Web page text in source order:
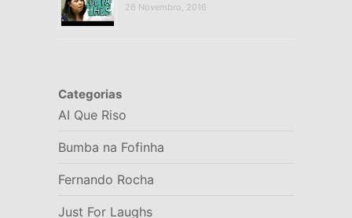
26 Novembro, 2016
Categorias
AI Que Riso
Bumba na Fofinha
Fernando Rocha
Just For Laughs